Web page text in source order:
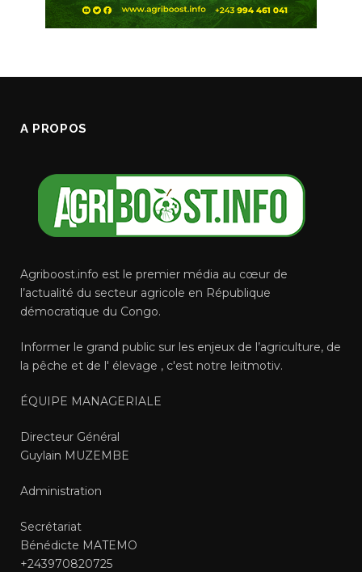
A PROPOS
Agriboost.info est le premier média au cœur de
l’actualité du secteur agricole en République
démocratique du Congo.
Informer le grand public sur les enjeux de l’agriculture, de
la pêche et de l' élevage , c'est notre leitmotiv.
ÉQUIPE MANAGERIALE
Directeur Général
Guylain MUZEMBE
Administration
Secrétariat
Bénédicte MATEMO
+243970820725